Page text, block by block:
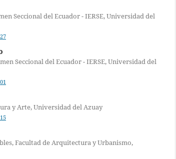
Seccional del Ecuador - IERSE, Universidad del
Seccional del Ecuador - IERSE, Universidad del
y Arte, Universidad del Azuay
Facultad de Arquitectura y Urbanismo,